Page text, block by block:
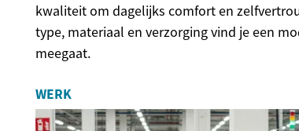
kwaliteit om dagelijks comfort en
type, materiaal en verzorging vind je een
meegaat.
WERK